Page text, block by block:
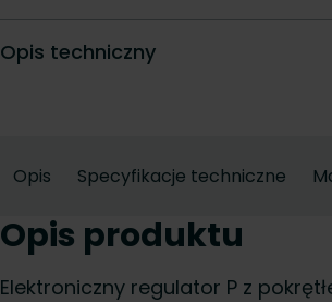
Opis techniczny
Opis Specyfikacje techniczne
Opis produktu
Elektroniczny regulator P z